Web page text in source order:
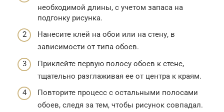
необходимой длины, с учетом запаса на
подгонку рисунка.
Нанесите клей на обои или на стену, в
зависимости от типа обоев.
Приклейте первую полосу обоев к стене,
тщательно разглаживая ее от центра к краям.
Повторите процесс с остальными полосами
обоев, следя за тем, чтобы рисунок совпадал.